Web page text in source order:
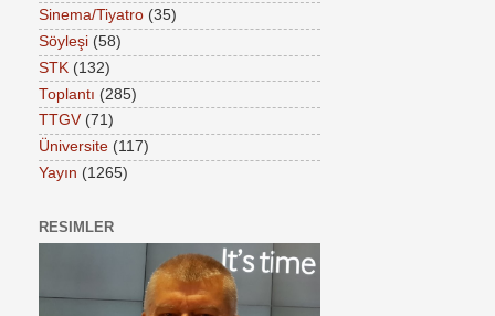
Sinema/Tiyatro (35)
Söyleşi (58)
STK (132)
Toplantı (285)
TTGV (71)
Üniversite (117)
Yayın (1265)
RESIMLER